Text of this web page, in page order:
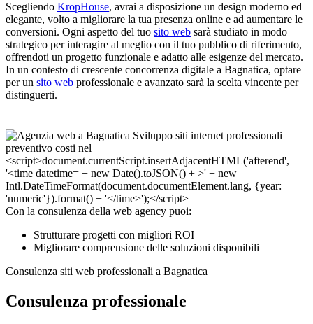
Scegliendo KropHouse, avrai a disposizione un design moderno ed
elegante, volto a migliorare la tua presenza online e ad aumentare le
conversioni. Ogni aspetto del tuo sito web sarà studiato in modo
strategico per interagire al meglio con il tuo pubblico di riferimento,
offrendoti un progetto funzionale e adatto alle esigenze del mercato.
In un contesto di crescente concorrenza digitale a Bagnatica, optare
per un sito web professionale e avanzato sarà la scelta vincente per
distinguerti.
Con la consulenza della web agency puoi:
Strutturare progetti con migliori ROI
Migliorare comprensione delle soluzioni disponibili
Consulenza siti web professionali a Bagnatica
Consulenza professionale